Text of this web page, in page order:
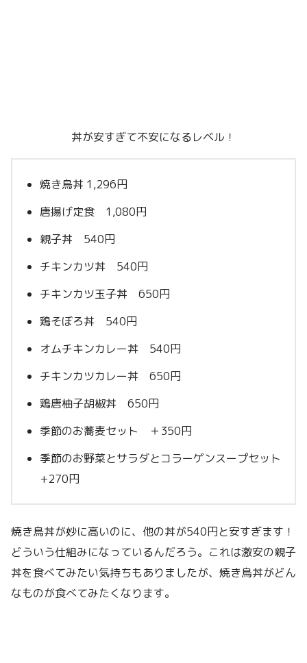
丼が安すぎて不安になるレベル！
焼き鳥丼 1,296円
唐揚げ定食 1,080円
親子丼 540円
チキンカツ丼 540円
チキンカツ玉子丼 650円
鶏そぼろ丼 540円
オムチキンカレー丼 540円
チキンカツカレー丼 650円
鶏唐柚子胡椒丼 650円
季節のお蕎麦セット ＋350円
季節のお野菜とサラダとコラーゲンスープセット
+270円
焼き鳥丼が妙に高いのに、他の丼が540円と安すぎます！
どういう仕組みになっているんだろう。これは激安の親子
丼を食べてみたい気持ちもありましたが、焼き鳥丼がどん
なものが食べてみたくなります。